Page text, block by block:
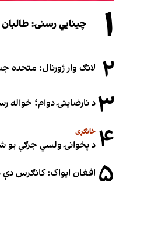
۱ چینایي رسنۍ:
۲ لانګ وار ژورنال: متحده
۳د نارضایتۍ دوام؛ خواله
۴ ځانګړی
د پخوانۍ ولسي جرګې یو
۵ افغان ایواک: کانګرس